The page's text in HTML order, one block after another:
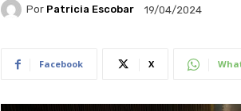
Por Patricia Escobar 19/04/2024
Facebook X